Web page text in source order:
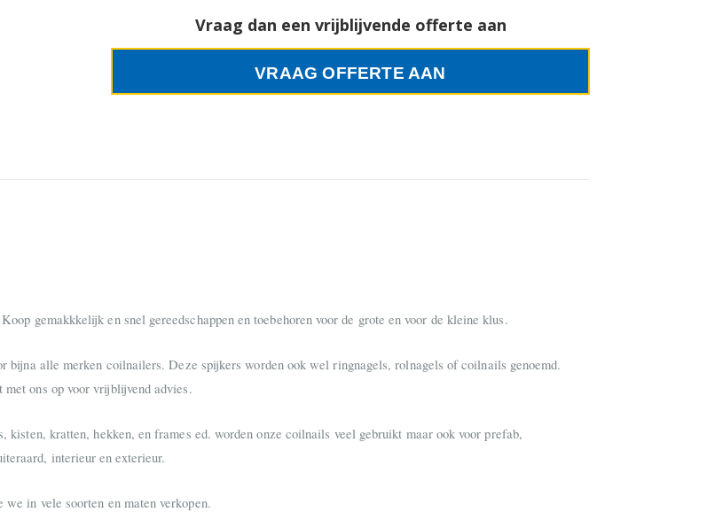
Vraag dan een vrijblijvende offerte aan
VRAAG OFFERTE AAN
gemakkkelijk en snel gereedschappen en toebehoren voor de grote en voor de kleine klus.
bijna alle merken coilnailers. Deze spijkers worden ook wel ringnagels, rolnagels of coilnails genoemd.
ons op voor vrijblijvend advies.
kratten, hekken, en frames ed. worden onze coilnails veel gebruikt maar ook voor prefab,
interieur en exterieur.
in vele soorten en maten verkopen.